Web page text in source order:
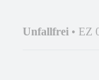
Unfallfrei • EZ